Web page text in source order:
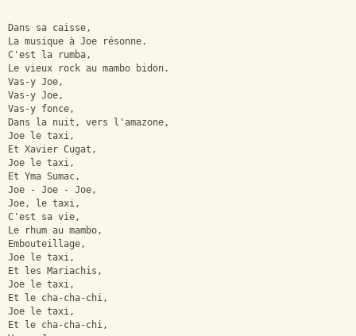
Dans sa caisse,
La musique à Joe résonne.
C'est la rumba,
Le vieux rock au mambo bidon.
Vas-y Joe,
Vas-y Joe,
Vas-y fonce,
Dans la nuit, vers l'amazone,
Joe le taxi,
Et Xavier Cugat,
Joe le taxi,
Et Yma Sumac,
Joe - Joe - Joe,
Joe, le taxi,
C'est sa vie,
Le rhum au mambo,
Embouteillage,
Joe le taxi,
Et les Mariachis,
Joe le taxi,
Et le cha-cha-chi,
Joe le taxi,
Et le cha-cha-chi,